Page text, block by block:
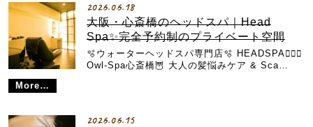
2026.06.18
大阪・心斎橋のヘッドスパ｜Head
Spa✨完全予約制のプライベート空間
🫧ウォーターヘッドスパ専門店🫧 HEADSPA💆🏼‍♀️
Owl-Spa心斎橋🦉 大人の髪悩みケア & Sca…
More…
2026.06.15